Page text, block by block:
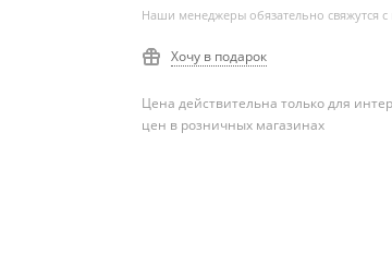
Наши менеджеры обязательно свяжутся с
Хочу в подарок
Цена действительна только для
цен в розничных магазинах